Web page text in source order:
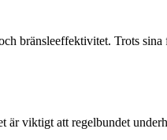
bränsleeffektivitet. Trots
är viktigt att regelbundet